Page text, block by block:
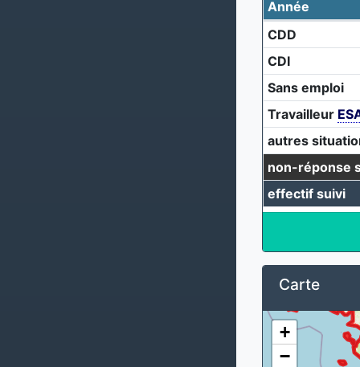
Année
CDD
CDI
Sans emploi
Travailleur
autres
non-réponse
effectif suivi
Carte
+
−